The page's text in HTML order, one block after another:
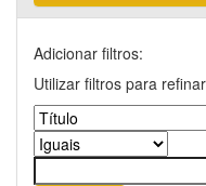
Adicionar filtros:
Utilizar filtros para